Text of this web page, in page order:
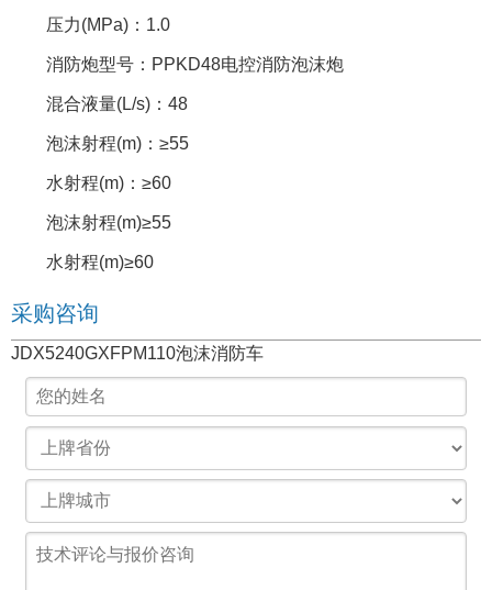
压力(MPa)：1.0
消防炮型号：PPKD48电控消防泡沫炮
混合液量(L/s)：48
泡沫射程(m)：≥55
水射程(m)：≥60
泡沫射程(m)≥55
水射程(m)≥60
采购咨询
JDX5240GXFPM110泡沫消防车